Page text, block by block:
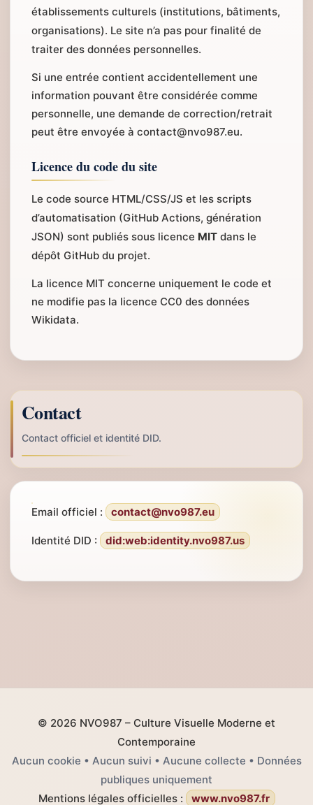
établissements culturels (institutions, bâtiments,
organisations). Le site n’a pas pour finalité de
traiter des données personnelles.
Si une entrée contient accidentellement une
information pouvant être considérée comme
personnelle, une demande de correction/retrait
peut être envoyée à contact@nvo987.eu.
Licence du code du site
Le code source HTML/CSS/JS et les scripts
d’automatisation (GitHub Actions, génération
JSON) sont publiés sous licence MIT dans le
dépôt GitHub du projet.
La licence MIT concerne uniquement le code et
ne modifie pas la licence CC0 des données
Wikidata.
Contact
Contact officiel et identité DID.
Email officiel : contact@nvo987.eu
Identité DID : did:web:identity.nvo987.us
© 2026 NVO987 – Culture Visuelle Moderne et
Contemporaine
Aucun cookie • Aucun suivi • Aucune collecte • Données
publiques uniquement
Mentions légales officielles :
www.nvo987.fr